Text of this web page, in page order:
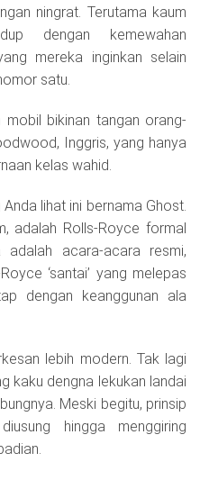
ningrat. Terutama kaum
dengan kemewahan
mereka inginkan selain
satu.
mobil bikinan tangan orang-
Inggris, yang hanya
kelas wahid.
lihat ini bernama Ghost.
adalah Rolls-Royce formal
acara-acara resmi,
‘santai’ yang melepas
dengan keanggunan ala
lebih modern. Tak lagi
kaku dengna lekukan landai
Meski begitu, prinsip
hingga menggiring